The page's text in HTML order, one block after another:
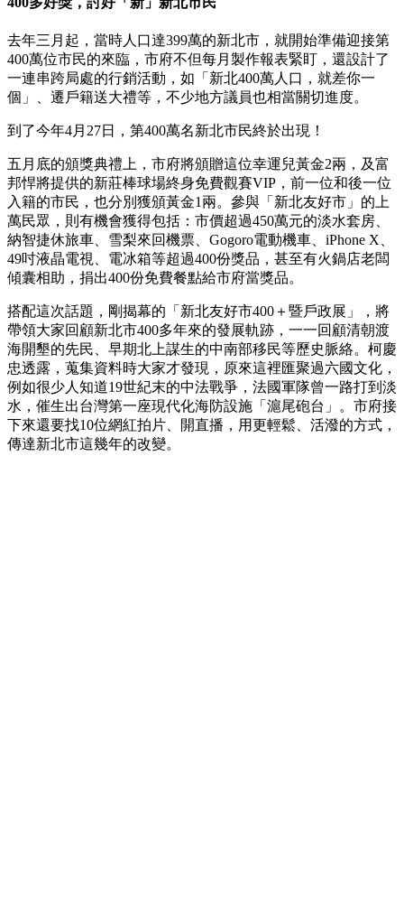
去年三月起，當時人口達399萬的新北市，就開始準備迎接第
400萬位市民的來臨，市府不但每月製作報表緊盯，還設計了
一連串跨局處的行銷活動，如「新北400萬人口，就差你一
個」、遷戶籍送大禮等，不少地方議員也相當關切進度。
到了今年4月27日，第400萬名新北市民終於出現！
五月底的頒獎典禮上，市府將頒贈這位幸運兒黃金2兩，及富
邦悍將提供的新莊棒球場終身免費觀賽VIP，前一位和後一位
入籍的市民，也分別獲頒黃金1兩。參與「新北友好市」的上
萬民眾，則有機會獲得包括：市價超過450萬元的淡水套房、
納智捷休旅車、雪梨來回機票、Gogoro電動機車、iPhone X、
49吋液晶電視、電冰箱等超過400份獎品，甚至有火鍋店老闆
傾囊相助，捐出400份免費餐點給市府當獎品。
搭配這次話題，剛揭幕的「新北友好市400＋暨戶政展」，將
帶領大家回顧新北市400多年來的發展軌跡，一一回顧清朝渡
海開墾的先民、早期北上謀生的中南部移民等歷史脈絡。柯慶
忠透露，蒐集資料時大家才發現，原來這裡匯聚過六國文化，
例如很少人知道19世紀末的中法戰爭，法國軍隊曾一路打到淡
水，催生出台灣第一座現代化海防設施「滬尾砲台」。市府接
下來還要找10位網紅拍片、開直播，用更輕鬆、活潑的方式，
傳達新北市這幾年的改變。